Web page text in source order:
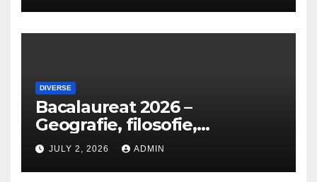
DIVERSE
Bacalaureat 2026 –
Geografie, filosofie,
economie, logică, psihologie,
sociologie, fizică, chimie,
biologie, anatomie și
JULY 2, 2026 ADMIN